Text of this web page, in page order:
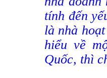
tính đến
là nhà
hiểu về
Quốc, thì